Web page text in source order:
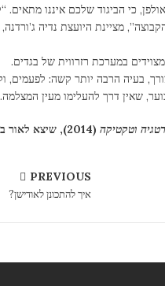
כי הביגוד שלכם איננו מתאים.
מציינת היועצת נדיה ג’ורדנה,
במערכת רזרווית של בגדים.
בעיה הרבה יותר קשה: לפעמים,
שאין דרך להעלימו מעין
וטקטיקה(2014), שיצא לאור בהוצאת האוניברסיטה הפתוחה.
PREVIOUS
איך להתכונן לאודישן?